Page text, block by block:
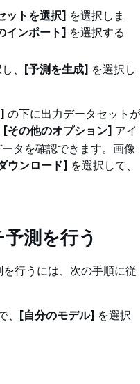
ットを選択] を選択しま
インポート] を選択する
、
[予測を生成] を選択し
の下に出力データセットが
[その他のオプション] アイ
タを確認できます。画像
ウンロード] を選択して、
測を行う
行うには、次の手順に従
[自分のモデル] を選択